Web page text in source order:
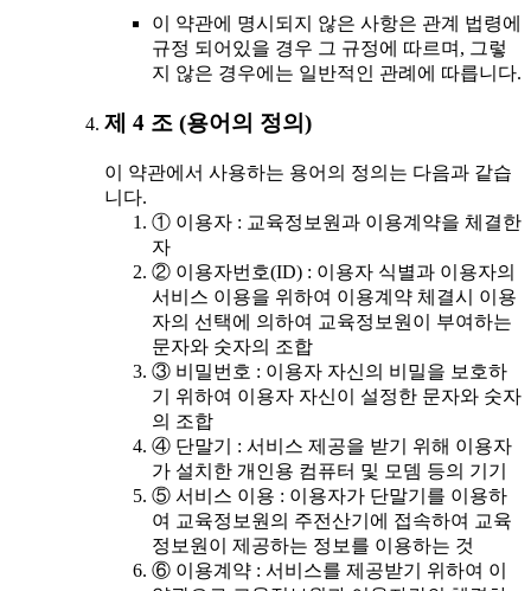
이 약관에 명시되지 않은 사항은 관계 법령에
규정 되어있을 경우 그 규정에 따르며, 그렇
지 않은 경우에는 일반적인 관례에 따릅니다.
제 4 조 (용어의 정의)
이 약관에서 사용하는 용어의 정의는 다음과 같습
니다.
① 이용자 : 교육정보원과 이용계약을 체결한
자
② 이용자번호(ID) : 이용자 식별과 이용자의
서비스 이용을 위하여 이용계약 체결시 이용
자의 선택에 의하여 교육정보원이 부여하는
문자와 숫자의 조합
③ 비밀번호 : 이용자 자신의 비밀을 보호하
기 위하여 이용자 자신이 설정한 문자와 숫자
의 조합
④ 단말기 : 서비스 제공을 받기 위해 이용자
가 설치한 개인용 컴퓨터 및 모뎀 등의 기기
⑤ 서비스 이용 : 이용자가 단말기를 이용하
여 교육정보원의 주전산기에 접속하여 교육
정보원이 제공하는 정보를 이용하는 것
⑥ 이용계약 : 서비스를 제공받기 위하여 이